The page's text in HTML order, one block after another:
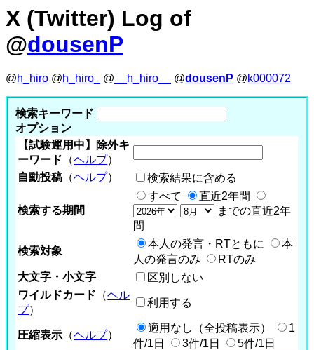
X (Twitter) Log of
@dousenP
@h_hiro @h_hiro_ @ __h_hiro__ @dousenP @k000072
検索キーワード
オプション
【試験運用中】除外キ
ーワード （ヘルプ）
自動投稿 （ヘルプ） 検索結果に含める
検索する期間
すべて
直近2年間
までの直近2年
間
検索対象
本人の発言・RTともに
本
人の発言のみ
RTのみ
大文字・小文字
区別しない
ワイルドカード （ヘル
プ）
利用する
圧縮表示 （ヘルプ）
適用なし（全投稿表示）
1
件/1日
3件/1日 5件/1日